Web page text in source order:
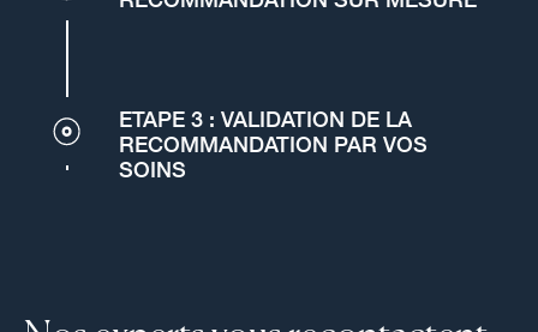
ETAPE 3 : VALIDATION DE LA
RECOMMANDATION PAR VOS
SOINS